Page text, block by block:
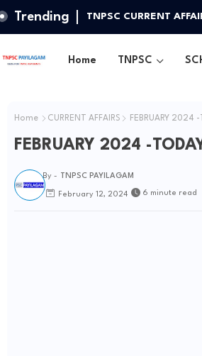
Trending TNPSC CURRENT
Home TNPSC
Home CURRENT AFFAIRS FEBRUARY 2024
FEBRUARY 2024 -
By - TNPSC PAYILAGAM
February 12, 2024 6 minute read